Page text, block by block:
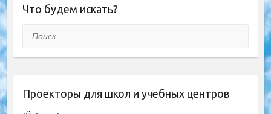
Что будем искать?
Поиск
Проекторы для школ и учебных центров